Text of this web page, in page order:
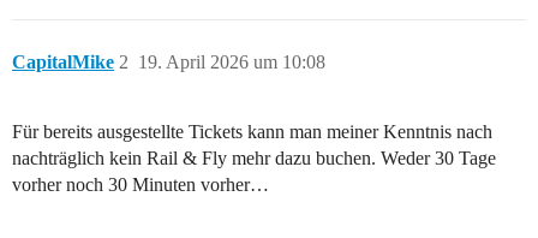
CapitalMike 19. April 2026 um 10:08
2
Für bereits ausgestellte Tickets kann man meiner Kenntnis nach
nachträglich kein Rail & Fly mehr dazu buchen. Weder 30 Tage
vorher noch 30 Minuten vorher…